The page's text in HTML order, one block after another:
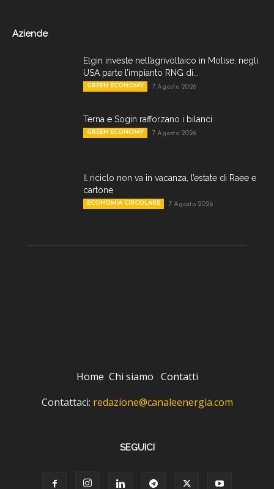
Aziende
Elgin investe nell’agrivoltaico in Molise, negli
USA parte l’impianto RNG di...
GREEN ECONOMY 7 Agosto 2026
Terna e Sogin rafforzano i bilanci
GREEN ECONOMY 7 Agosto 2026
Il riciclo non va in vacanza, l’estate di Raee e
cartone
ECONOMIA CIRCOLARE 7 Agosto 2026
Home Chi siamo Contatti
Contattaci: redazione@canaleenergia.com
SEGUICI